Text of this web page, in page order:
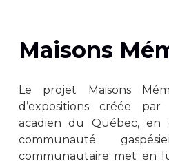
Maisons
Le projet Maisons
d’expositions créée
acadien du Québec, en
communauté
communautaire met en